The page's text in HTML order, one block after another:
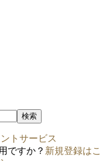
検索
トサービス
ですか？ 新規登録はこ